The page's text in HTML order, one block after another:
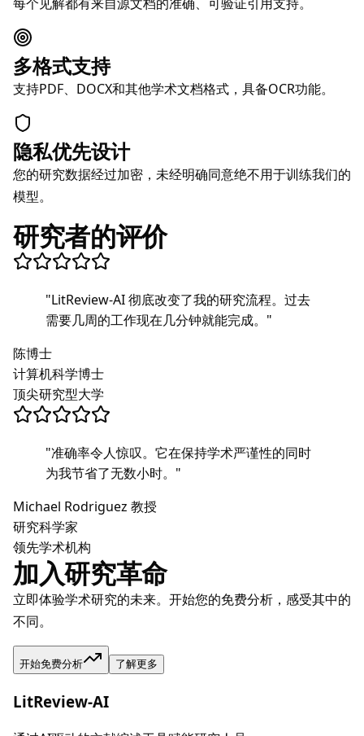
多格式支持
支持PDF、DOCX和其他学术文档格式，具备OCR功能。
隐私优先设计
您的研究数据经过加密，未经明确同意绝不用于训练我们的
模型。
研究者的评价
"LitReview-AI 彻底改变了我的研究流程。过去
需要几周的工作现在几分钟就能完成。 "
陈博士
计算机科学博士
顶尖研究型大学
"准确率令人惊叹。它在保持学术严谨性的同时
为我节省了无数小时。 "
Michael Rodriguez 教授
研究科学家
领先学术机构
加入研究革命
立即体验学术研究的未来。开始您的免费分析，感受其中的
不同。
开始免费分析 了解更多
LitReview-AI